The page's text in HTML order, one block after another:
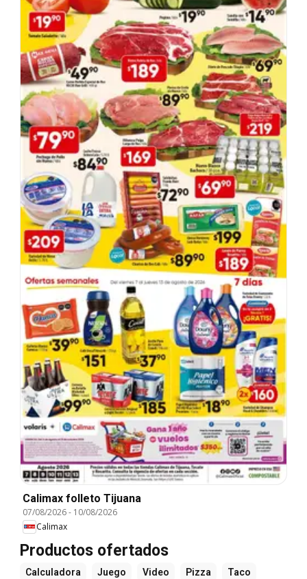
Calimax folleto Tijuana
07/08/2026- 10/08/2026
Calimax
Productos ofertados
Calculadora Juego Video Pizza Taco